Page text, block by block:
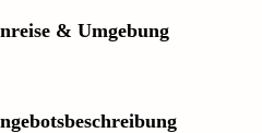
& Umgebung